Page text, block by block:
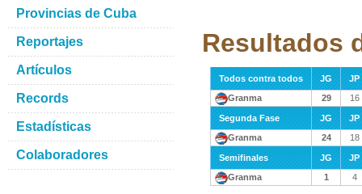
Resultados
Todos contra todos JG
JP
Granma
29 16
Segunda Fase JG
JP
Granma
24 18
Semifinales JG
JP
Granma
1 4
Provincias de Cuba
Reportajes
Artículos
Records
Estadísticas
Colaboradores